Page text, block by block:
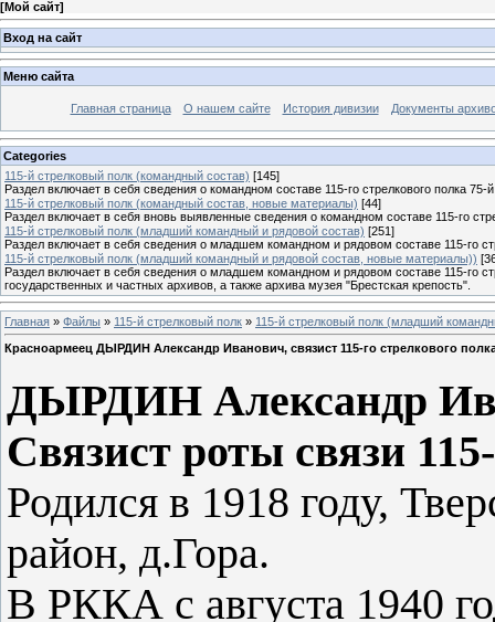
[Мой сайт]
Вход на сайт
Меню сайта
Главная страница О нашем сайте История дивизии Документы
Categories
115-й стрелковый полк (командный состав) [145]
Раздел включает в себя сведения о командном составе 115-го стрелкового полка 75-
115-й стрелковый полк (командный состав, новые материалы) [44]
Раздел включает в себя вновь выявленные сведения о командном составе 115-го
115-й стрелковый полк (младший командный и рядовой состав) [251]
Раздел включает в себя сведения о младшем командном и рядовом составе 115-го
115-й стрелковый полк (младший командный и рядовой состав, новые материалы))
Раздел включает в себя сведения о младшем командном и рядовом составе 115-го
государственных и частных архивов, а также архива музея "Брестская крепость".
Главная » Файлы » 115-й стрелковый полк » 115-й стрелковый полк (младший
Красноармеец ДЫРДИН Александр Иванович, связист 115-го стрелкового
ДЫРДИН Александр
Связист роты связи
Родился в 1918 году,
район, д.Гора.
В РККА с августа 1940